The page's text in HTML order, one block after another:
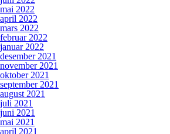
mai 2022
april 2022
mars 2022
februar 2022
januar 2022
desember 2021
november 2021
oktober 2021
september 2021
august 2021
juli 2021
juni 2021
mai 2021
april 2021